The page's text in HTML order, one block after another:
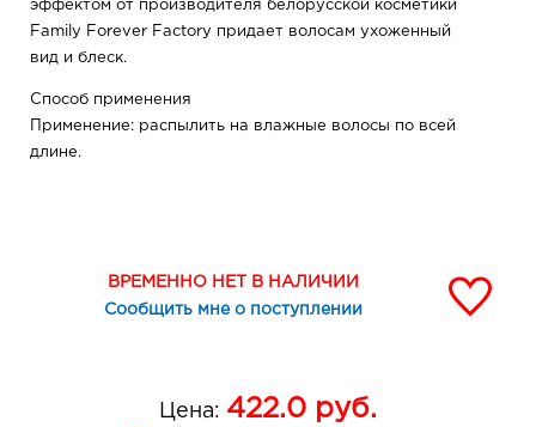
эффектом от производителя белорусской косметики
Family Forever Factory придает волосам ухоженный
вид и блеск.
Способ применения
Применение: распылить на влажные волосы по всей
длине.
ВРЕМЕННО НЕТ В НАЛИЧИИ
Сообщить мне о поступлении
Цена: 422.0 руб.